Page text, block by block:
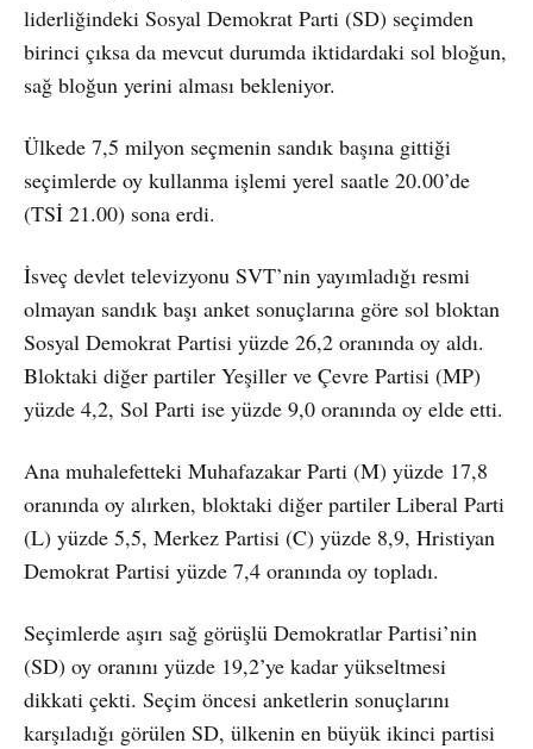
liderliğindeki Sosyal Demokrat Parti (SD) seçimden
birinci çıksa da mevcut durumda iktidardaki sol bloğun,
sağ bloğun yerini alması bekleniyor.
Ülkede 7,5 milyon seçmenin sandık başına gittiği
seçimlerde oy kullanma işlemi yerel saatle 20.00’de
(TSİ 21.00) sona erdi.
İsveç devlet televizyonu SVT’nin yayımladığı resmi
olmayan sandık başı anket sonuçlarına göre sol bloktan
Sosyal Demokrat Partisi yüzde 26,2 oranında oy aldı.
Bloktaki diğer partiler Yeşiller ve Çevre Partisi (MP)
yüzde 4,2, Sol Parti ise yüzde 9,0 oranında oy elde etti.
Ana muhalefetteki Muhafazakar Parti (M) yüzde 17,8
oranında oy alırken, bloktaki diğer partiler Liberal Parti
(L) yüzde 5,5, Merkez Partisi (C) yüzde 8,9, Hristiyan
Demokrat Partisi yüzde 7,4 oranında oy topladı.
Seçimlerde aşırı sağ görüşlü Demokratlar Partisi’nin
(SD) oy oranını yüzde 19,2’ye kadar yükseltmesi
dikkati çekti. Seçim öncesi anketlerin sonuçlarını
karşıladığı görülen SD, ülkenin en büyük ikinci partisi